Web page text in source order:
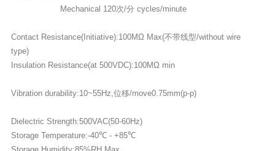
Mechanical 120次/分 cycles/minute
Contact Resistance(Initiative):100MΩ Max(不带线型/without wire
type)
Insulation Resistance(at 500VDC):100MΩ min
Vibration durability:10~55Hz,位移/move0.75mm(p-p)
Dielectric Strength:500VAC(50-60Hz)
Storage Temperature:-40℃ - +85℃